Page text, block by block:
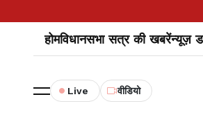
होमविधानसभा सत्र की खबरेंन्यूज़
Live वीडियो